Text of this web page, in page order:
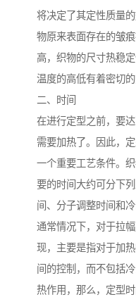
将决定了其定性质量
物原来表面存在的皱
高，织物的尺寸热稳
温度的高低有着密切的
二、时间
在进行定型之前，要
需要加热了。因此，
一个重要工艺条件。
要的时间大约可分下
间、分子调整时间和冷
通常情况下，对于拉
现，主要是指对于加
间的控制，而不包括
热作用，那么，定型